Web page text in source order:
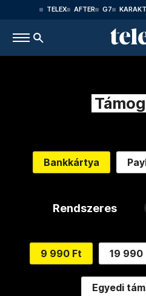
TELEX AFTER G7
Bankkártya
Rendszeres
9 990 Ft 19 990
Egyedi